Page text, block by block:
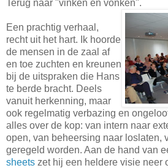
Terug naar "vinken en vonken".
Een prachtig verhaal,
recht uit het hart. Ik hoorde
de mensen in de zaal af
en toe zuchten en kreunen
bij de uitspraken die Hans
te berde bracht. Deels
vanuit herkenning, maar
ook regelmatig verbazing en
alles over de kop: van intern naar
open, van beheersing naar loslaten,
geregeld worden. Aan de hand van
sheets zet hij een heldere visie neer